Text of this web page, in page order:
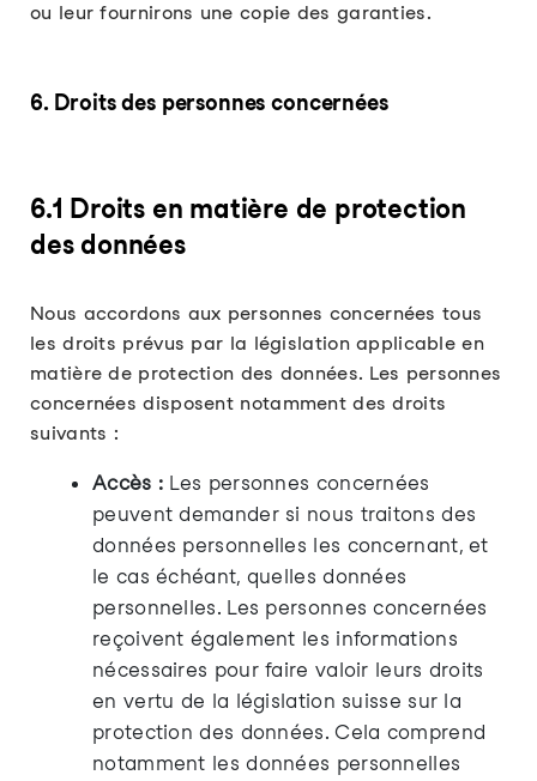
ou leur fournirons une copie des garanties.
6. Droits des personnes concernées
6.1 Droits en matière de protection
des données
Nous accordons aux personnes concernées tous
les droits prévus par la législation applicable en
matière de protection des données. Les personnes
concernées disposent notamment des droits
suivants :
Accès : Les personnes concernées
peuvent demander si nous traitons des
données personnelles les concernant, et
le cas échéant, quelles données
personnelles. Les personnes concernées
reçoivent également les informations
nécessaires pour faire valoir leurs droits
en vertu de la législation suisse sur la
protection des données. Cela comprend
notamment les données personnelles